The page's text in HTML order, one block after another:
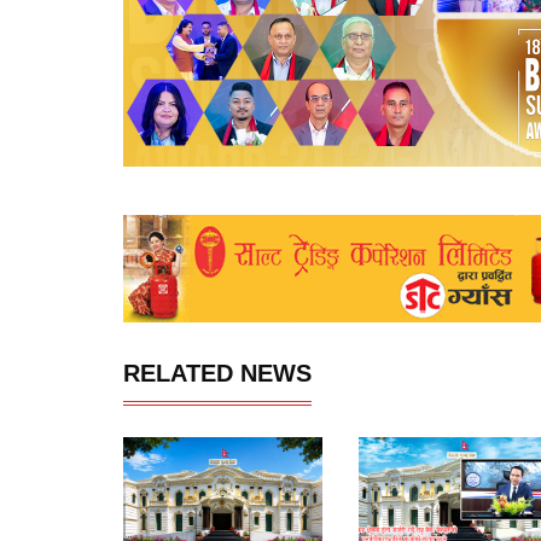
RELATED NEWS